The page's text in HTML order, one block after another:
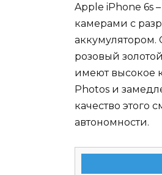
Apple iPhone 6s
камерами с
аккумулятором.
розовый
имеют высокое
Photos и
качество этого
автономности.